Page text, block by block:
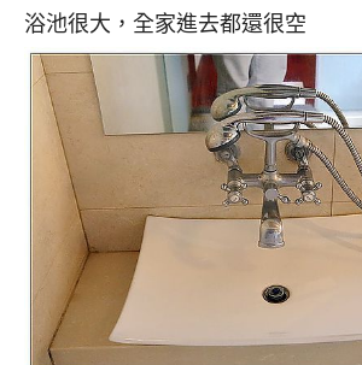
浴池很大，全家進去都還很空